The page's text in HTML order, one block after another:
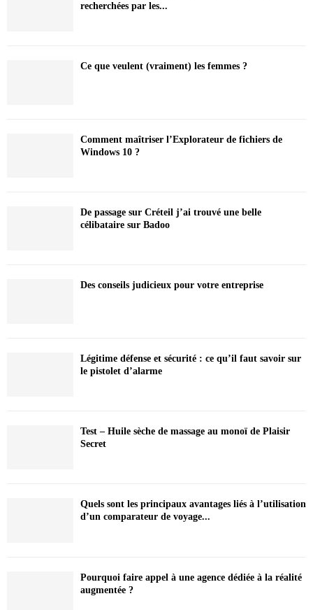
recherchées par les...
Ce que veulent (vraiment) les femmes ?
Comment maîtriser l’Explorateur de fichiers de
Windows 10 ?
De passage sur Créteil j’ai trouvé une belle
célibataire sur Badoo
Des conseils judicieux pour votre entreprise
Légitime défense et sécurité : ce qu’il faut savoir sur
le pistolet d’alarme
Test – Huile sèche de massage au monoï de Plaisir
Secret
Quels sont les principaux avantages liés à l’utilisation
d’un comparateur de voyage...
Pourquoi faire appel à une agence dédiée à la réalité
augmentée ?